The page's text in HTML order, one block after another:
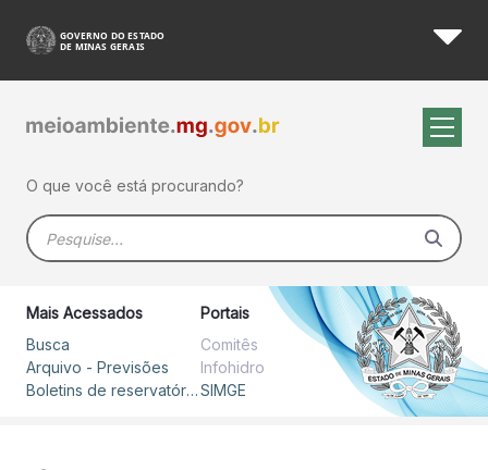
Pular para o Conteúdo principal
Boletins de reservatórios -
O que você está procurando?
Barra de busca
Mais Acessados
Busca
Arquivo - Previsões
Boletins de reservatórios
Portais
Comitês
Infohidro
SIMGE